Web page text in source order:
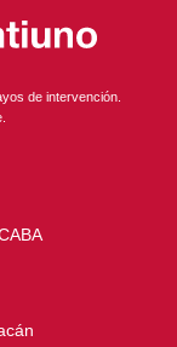
de intervención.